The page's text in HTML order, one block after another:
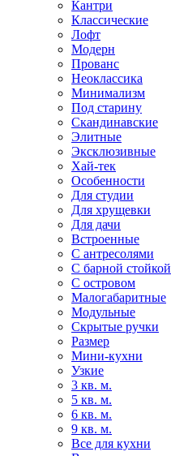
Кантри
Классические
Лофт
Модерн
Прованс
Неоклассика
Минимализм
Под старину
Скандинавские
Элитные
Эксклюзивные
Хай-тек
Особенности
Для студии
Для хрущевки
Для дачи
Встроенные
С антресолями
С барной стойкой
С островом
Малогабаритные
Модульные
Скрытые ручки
Размер
Мини-кухни
Узкие
3 кв. м.
5 кв. м.
6 кв. м.
9 кв. м.
Все для кухни